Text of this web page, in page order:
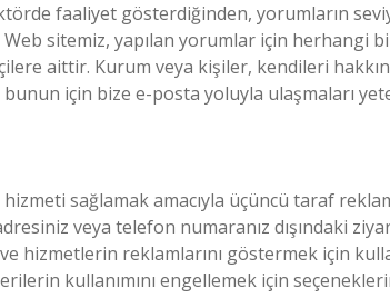
faaliyet gösterdiğinden, yorumların
Web sitemiz, yapılan yorumlar için herhangi
aittir. Kurum veya kişiler, kendileri
için bize e-posta yoluyla ulaşmaları
sağlamak amacıyla üçüncü taraf
veya telefon numaranız dışındaki
hizmetlerin reklamlarını göstermek için
kullanımını engellemek için